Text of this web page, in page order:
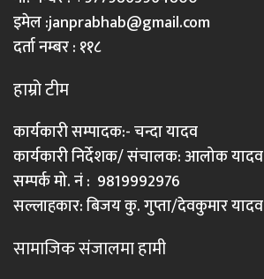
इमेल :janprabhab@gmail.com
दर्ता नम्बर : ११८
हाम्रो टीम
कार्यकारी सम्पादक:- चन्दा यादव
कार्यकारी निर्देशक/ संचालक: आलोक यादव
सम्पर्क मो. नं : 9819992976
सल्लाहकार: बिजय कु. गुप्ता/देवकुमार यादव
सामाजिक संजालमा हामी